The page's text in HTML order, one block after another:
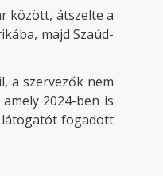
között, átszelte a
majd Szaúd-
a szervezők nem
2024-ben is
látogatót fogadott